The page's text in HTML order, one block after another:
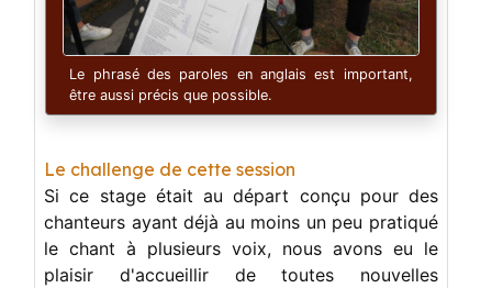
Le phrasé des paroles en anglais est important,
être aussi précis que possible.
Le challenge de cette session
Si ce stage était au départ conçu pour des
chanteurs ayant déjà au moins un peu pratiqué
le chant à plusieurs voix, nous avons eu le
plaisir d'accueillir de toutes nouvelles